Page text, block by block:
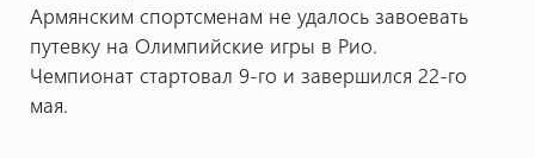
Армянским спортсменам не удалось завоевать
путевку на Олимпийские игры в Рио.
Чемпионат стартовал 9-го и завершился 22-го
мая.